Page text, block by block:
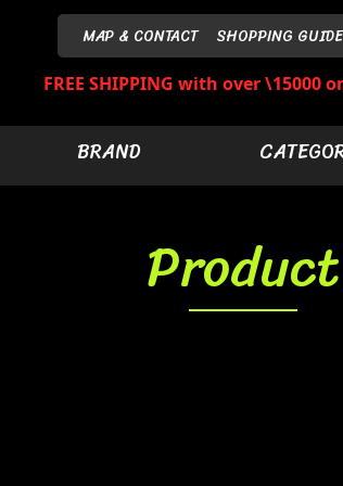
MAP & CONTACT SHOPPING GUIDE
FREE SHIPPING with over \15000
BRAND
Product